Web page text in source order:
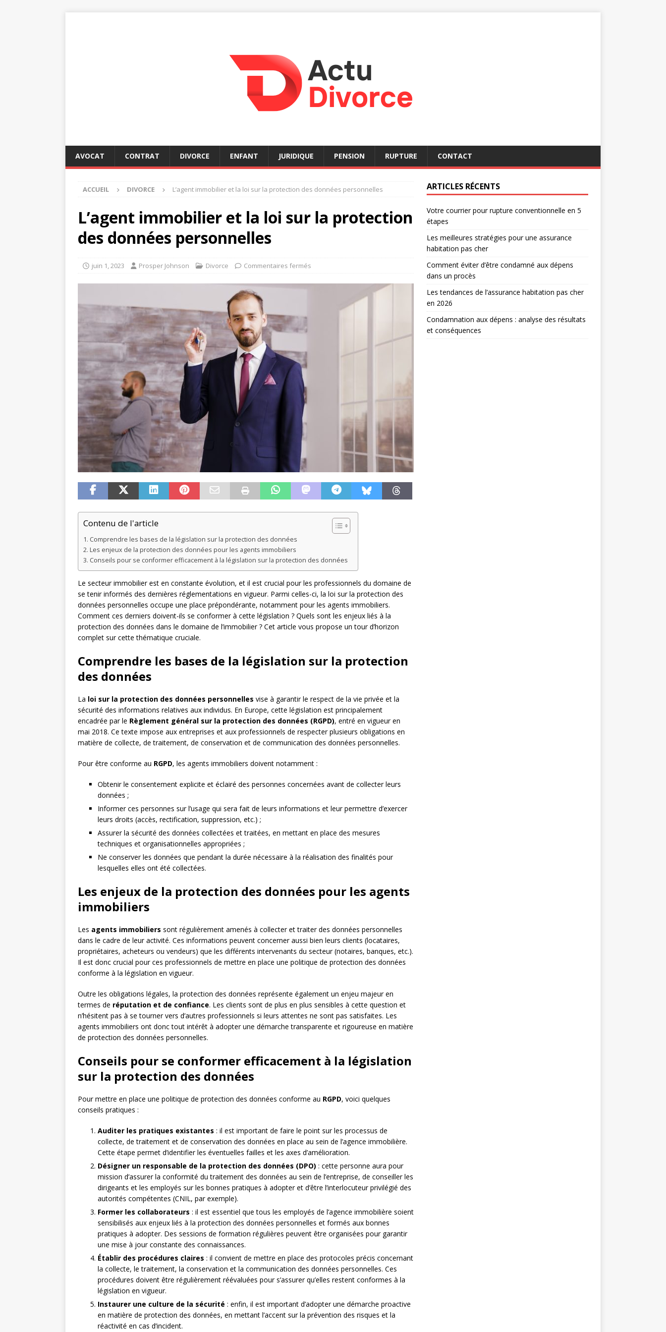
AVOCAT CONTRAT DIVORCE ENFANT JURIDIQUE PENSION RUPTURE CONTACT
ACCUEIL DIVORCE L’agent immobilier et la loi sur la protection des données personnelles
L’agent immobilier et la loi sur la protection
des données personnelles
juin 1, 2023 Prosper Johnson Divorce Commentaires fermés
Contenu de l'article
Comprendre les bases de la législation sur la protection des données
Les enjeux de la protection des données pour les agents immobiliers
Conseils pour se conformer efficacement à la législation sur la protection des données
Le secteur immobilier est en constante évolution, et il est crucial pour les professionnels du domaine de
se tenir informés des dernières réglementations en vigueur. Parmi celles-ci, la loi sur la protection des
données personnelles occupe une place prépondérante, notamment pour les agents immobiliers.
Comment ces derniers doivent-ils se conformer à cette législation ? Quels sont les enjeux liés à la
protection des données dans le domaine de l’immobilier ? Cet article vous propose un tour d’horizon
complet sur cette thématique cruciale.
Comprendre les bases de la législation sur la protection
des données
La loi sur la protection des données personnelles vise à garantir le respect de la vie privée et la
sécurité des informations relatives aux individus. En Europe, cette législation est principalement
encadrée par le Règlement général sur la protection des données (RGPD), entré en vigueur en
mai 2018. Ce texte impose aux entreprises et aux professionnels de respecter plusieurs obligations en
matière de collecte, de traitement, de conservation et de communication des données personnelles.
Pour être conforme au RGPD, les agents immobiliers doivent notamment :
Obtenir le consentement explicite et éclairé des personnes concernées avant de collecter leurs
données ;
Informer ces personnes sur l’usage qui sera fait de leurs informations et leur permettre d’exercer
leurs droits (accès, rectification, suppression, etc.) ;
Assurer la sécurité des données collectées et traitées, en mettant en place des mesures
techniques et organisationnelles appropriées ;
Ne conserver les données que pendant la durée nécessaire à la réalisation des finalités pour
lesquelles elles ont été collectées.
Les enjeux de la protection des données pour les agents
immobiliers
Les agents immobiliers sont régulièrement amenés à collecter et traiter des données personnelles
dans le cadre de leur activité. Ces informations peuvent concerner aussi bien leurs clients (locataires,
propriétaires, acheteurs ou vendeurs) que les différents intervenants du secteur (notaires, banques, etc.).
Il est donc crucial pour ces professionnels de mettre en place une politique de protection des données
conforme à la législation en vigueur.
Outre les obligations légales, la protection des données représente également un enjeu majeur en
termes de réputation et de confiance. Les clients sont de plus en plus sensibles à cette question et
n’hésitent pas à se tourner vers d’autres professionnels si leurs attentes ne sont pas satisfaites. Les
agents immobiliers ont donc tout intérêt à adopter une démarche transparente et rigoureuse en matière
de protection des données personnelles.
Conseils pour se conformer efficacement à la législation
sur la protection des données
Pour mettre en place une politique de protection des données conforme au RGPD, voici quelques
conseils pratiques :
Auditer les pratiques existantes : il est important de faire le point sur les processus de
collecte, de traitement et de conservation des données en place au sein de l’agence immobilière.
Cette étape permet d’identifier les éventuelles failles et les axes d’amélioration.
Désigner un responsable de la protection des données (DPO) : cette personne aura pour
mission d’assurer la conformité du traitement des données au sein de l’entreprise, de conseiller les
dirigeants et les employés sur les bonnes pratiques à adopter et d’être l’interlocuteur privilégié des
autorités compétentes (CNIL, par exemple).
Former les collaborateurs : il est essentiel que tous les employés de l’agence immobilière soient
sensibilisés aux enjeux liés à la protection des données personnelles et formés aux bonnes
pratiques à adopter. Des sessions de formation régulières peuvent être organisées pour garantir
une mise à jour constante des connaissances.
Établir des procédures claires : il convient de mettre en place des protocoles précis concernant
la collecte, le traitement, la conservation et la communication des données personnelles. Ces
procédures doivent être régulièrement réévaluées pour s’assurer qu’elles restent conformes à la
législation en vigueur.
Instaurer une culture de la sécurité : enfin, il est important d’adopter une démarche proactive
en matière de protection des données, en mettant l’accent sur la prévention des risques et la
réactivité en cas d’incident.
ARTICLES RÉCENTS
Votre courrier pour rupture conventionnelle en 5
étapes
Les meilleures stratégies pour une assurance
habitation pas cher
Comment éviter d’être condamné aux dépens
dans un procès
Les tendances de l’assurance habitation pas cher
en 2026
Condamnation aux dépens : analyse des résultats
et conséquences